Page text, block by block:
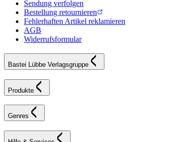
Sendung verfolgen
Bestellung retournieren
Fehlerhaften Artikel reklamieren
AGB
Widerrufsformular
Bastei Lübbe Verlagsgruppe
Produkte
Genres